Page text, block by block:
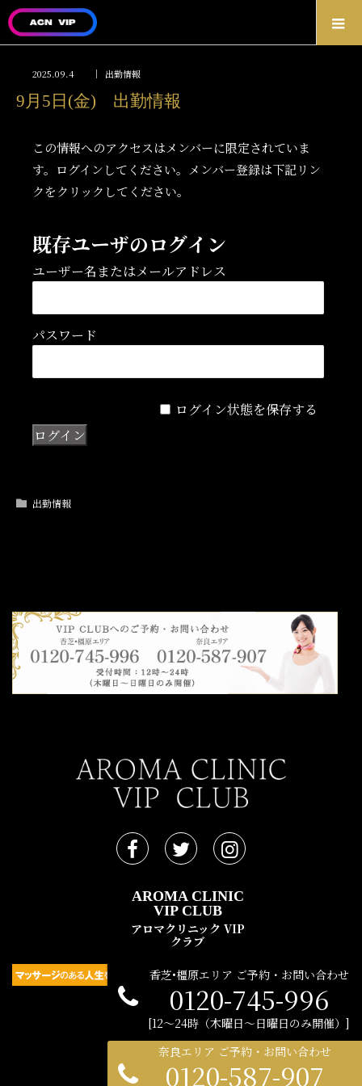
2025.09.4 出勤情報
9月5日(金) 出勤情報
この情報へのアクセスはメンバーに限定されていま
す。ログインしてください。メンバー登録は下記リン
クをクリックしてください。
既存ユーザのログイン
ユーザー名またはメールアドレス
パスワード
ログイン状態を保存する
出勤情報
奈良エリア ご予約・お問い合わせ
0120-587-907
香芝•橿原エリア ご予約・お問い合わせ
0120-745-996
12〜24時（木曜日〜日曜日のみ開催）
AROMA CLINIC
VIP CLUB
アロマクリニック VIP
クラブ
民間広告支援機構 © 2021